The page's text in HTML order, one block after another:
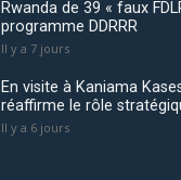
Rwanda de 39 « faux
programme DDRRR
Il y a 7 jours
En visite à Kaniama
réaffirme le rôle
Il y a 6 jours